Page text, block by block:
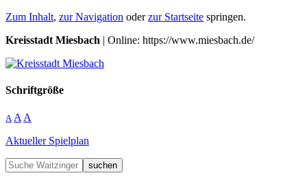
Zum Inhalt, zur Navigation oderzur Startseite springen.
Kreisstadt Miesbach | Online: https://www.miesbach.de/
Schriftgröße
A A A
Aktueller Spielplan
suchen